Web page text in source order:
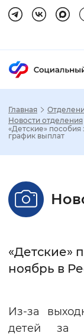
Главная
Новости отделения
«Детские»
график выплат
«Детские»
ноябрь в
Из-за
детей за